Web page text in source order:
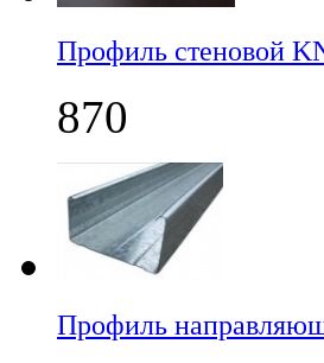
Профиль стеновой
870
Профиль